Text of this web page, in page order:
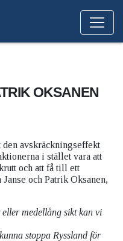
OKSANEN
den avskräckningseffekt
i stället vara att
och att få till ett
och Patrik Oksanen,
medellång sikt kan vi
stoppa Ryssland för